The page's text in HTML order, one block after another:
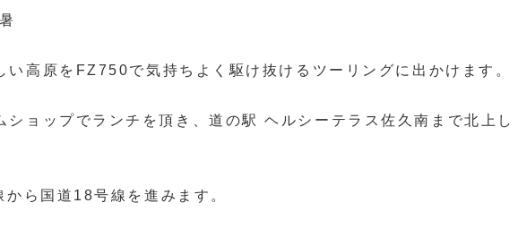
い高原をFZ750で気持ちよく駆け抜けるツーリングに出かけます。
ショップでランチを頂き、道の駅 ヘルシーテラス佐久南まで北上し
ら国道18号線を進みます。